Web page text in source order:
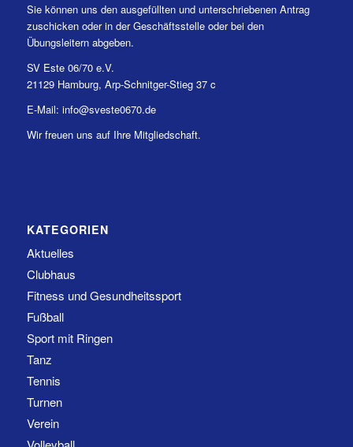
Sie können uns den ausgefüllten und unterschriebenen Antrag
zuschicken oder in der Geschäftsstelle oder bei den
Übungsleitern abgeben.
SV Este 06/70 e.V.
21129 Hamburg, Arp-Schnitger-Stieg 37 c
E-Mail: info@sveste0670.de
Wir freuen uns auf Ihre Mitgliedschaft.
KATEGORIEN
Aktuelles
Clubhaus
Fitness und Gesundheitssport
Fußball
Sport mit Ringen
Tanz
Tennis
Turnen
Verein